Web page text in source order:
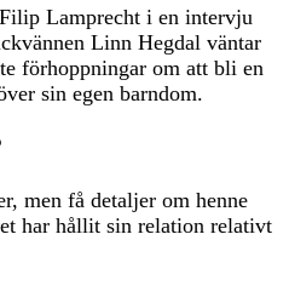
Lamprecht i en intervju
Linn Hegdal väntar
förhoppningar om att bli en
sin egen barndom.
men få detaljer om henne
har hållit sin relation relativt